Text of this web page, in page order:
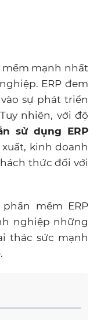
mềm mạnh nhất
ERP đem
sự phát triển
nhiên, với độ
sử dụng ERP
kinh doanh
thức đối với
mềm ERP
nghiệp những
thác sức mạnh